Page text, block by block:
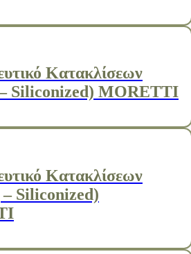
Κατακλίσεων
Siliconized) MORETTI
Κατακλίσεων
– Siliconized)